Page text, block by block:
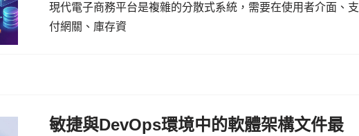
現代電子商務平台是複雜的分散式系統，需要在使用者介面、支
付網關、庫存資
敏捷與DevOps環境中的軟體架構文件最